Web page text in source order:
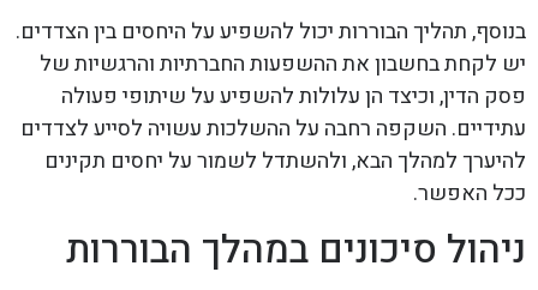
בנוסף, תהליך הבוררות יכול להשפיע על היחסים בין הצדדים.
יש לקחת בחשבון את ההשפעות החברתיות והרגשיות של
פסק הדין, וכיצד הן עלולות להשפיע על שיתופי פעולה
עתידיים. השקפה רחבה על ההשלכות עשויה לסייע לצדדים
להיערך למהלך הבא, ולהשתדל לשמור על יחסים תקינים
ככל האפשר.
ניהול סיכונים במהלך הבוררות